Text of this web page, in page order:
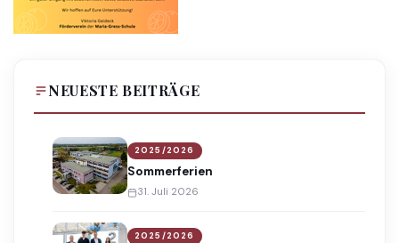
NEUESTE BEITRÄGE
2025/2026
Sommerferien
31. Juli 2026
2025/2026